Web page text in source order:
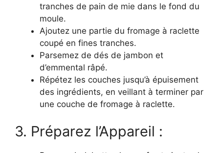
tranches de pain de mie dans le fond du
moule.
Ajoutez une partie du fromage à raclette
coupé en fines tranches.
Parsemez de dés de jambon et
d’emmental râpé.
Répétez les couches jusqu’à épuisement
des ingrédients, en veillant à terminer par
une couche de fromage à raclette.
3. Préparez l’Appareil :